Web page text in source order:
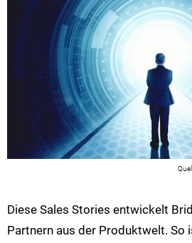
Diese Sales Stories entwickelt
Partnern aus der Produktwelt. So